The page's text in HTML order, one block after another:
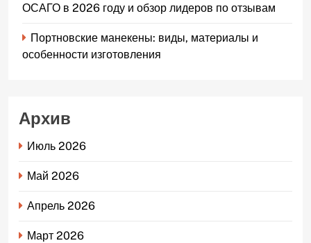
ОСАГО в 2026 году и обзор лидеров по отзывам
Портновские манекены: виды, материалы и
особенности изготовления
Архив
Июль 2026
Май 2026
Апрель 2026
Март 2026